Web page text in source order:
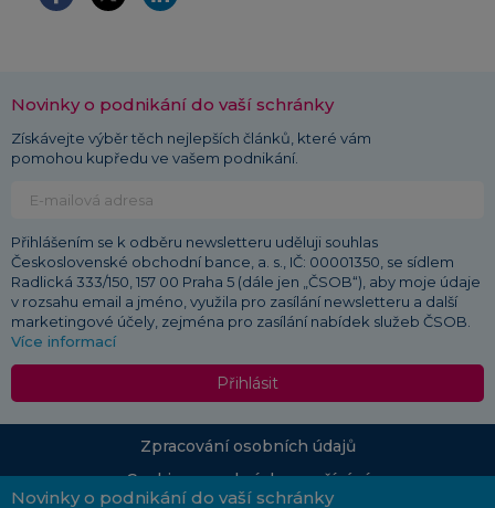
Novinky o podnikání do vaší schránky
Získávejte výběr těch nejlepších článků, které vám
pomohou kupředu ve vašem podnikání.
Přihlášením se k odběru newsletteru uděluji souhlas
Československé obchodní bance, a. s., IČ: 00001350, se sídlem
Radlická 333/150, 157 00 Praha 5 (dále jen „ČSOB“), aby moje údaje
v rozsahu email a jméno, využila pro zasílání newsletteru a další
marketingové účely, zejména pro zasílání nabídek služeb ČSOB.
Více informací
Přihlásit
Zpracování osobních údajů
Cookies a podmínky používání
Novinky o podnikání do vaší schránky